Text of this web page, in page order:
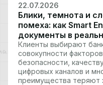
22.07.2026
Блики, темнота и
помеха: как Smart
документы в
Клиенты выбирают
совокупности
безопасности,
цифровых каналов и
преимущества теряют